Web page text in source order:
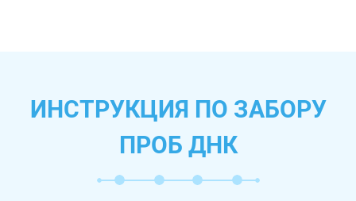
ИНСТРУКЦИЯ ПО ЗАБОРУ
ПРОБ ДНК